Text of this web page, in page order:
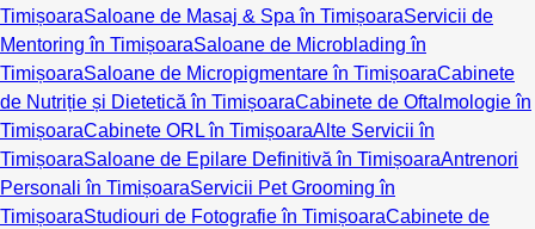
TimișoaraSaloane de Masaj & Spa în TimișoaraServicii de
Mentoring în TimișoaraSaloane de Microblading în
TimișoaraSaloane de Micropigmentare în TimișoaraCabinete
de Nutriție și Dietetică în TimișoaraCabinete de Oftalmologie în
TimișoaraCabinete ORL în TimișoaraAlte Servicii în
TimișoaraSaloane de Epilare Definitivă în TimișoaraAntrenori
Personali în TimișoaraServicii Pet Grooming în
TimișoaraStudiouri de Fotografie în TimișoaraCabinete de